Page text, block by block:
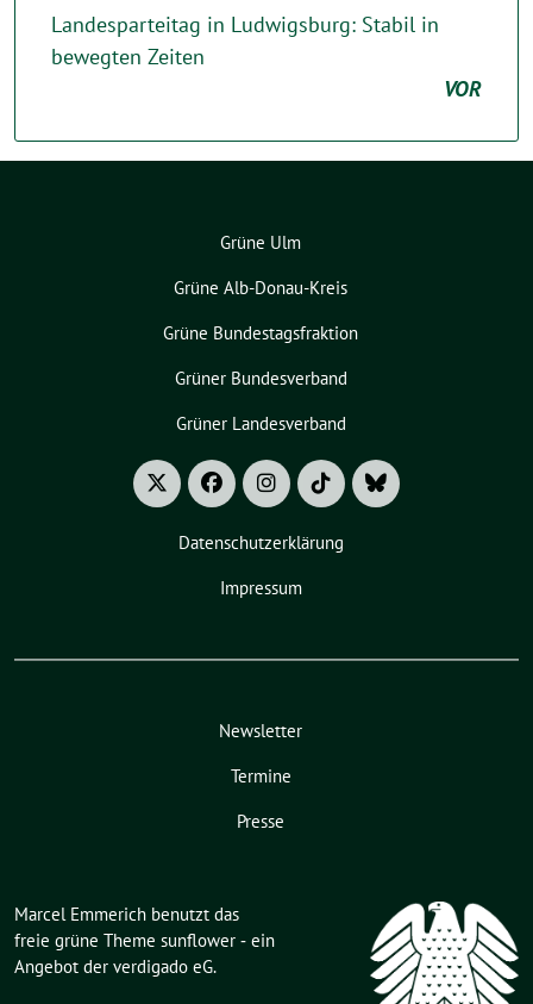
Landesparteitag in Ludwigsburg: Stabil in
bewegten Zeiten
VOR
Grüne Ulm
Grüne Alb-Donau-Kreis
Grüne Bundestagsfraktion
Grüner Bundesverband
Grüner Landesverband
Datenschutzerklärung
Impressum
Newsletter
Termine
Presse
Marcel Emmerich benutzt das
freie grüne Theme sunflower ‐ ein
Angebot der verdigado eG.